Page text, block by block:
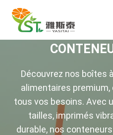
Passer
contenu
Découvrez nos boîtes
alimentaires premium,
tous vos besoins. Avec
tailles, imprimés
durable, nos